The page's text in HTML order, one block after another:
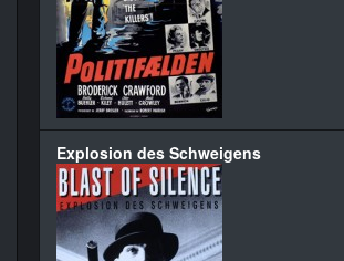
Explosion des Schweigens